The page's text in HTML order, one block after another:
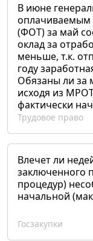
В июне
оплачиваемым
(ФОТ) за май
оклад за
меньше, т.к.
году
Обязаны ли за
исходя из
фактически
Трудовое право
Влечет ли
заключенного
процедур)
начальной
Госзакупки